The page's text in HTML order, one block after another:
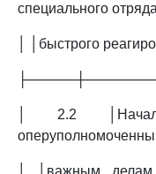
специального
│ │быстрого
│ 2.2
│ │важным